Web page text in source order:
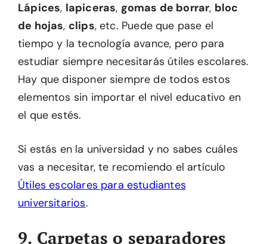
Lápices, lapiceras, gomas de borrar, bloc
de hojas, clips, etc. Puede que pase el
tiempo y la tecnología avance, pero para
estudiar siempre necesitarás útiles escolares.
Hay que disponer siempre de todos estos
elementos sin importar el nivel educativo en
el que estés.
Si estás en la universidad y no sabes cuáles
vas a necesitar, te recomiendo el artículo
Útiles escolares para estudiantes
universitarios.
9. Carpetas o separadores